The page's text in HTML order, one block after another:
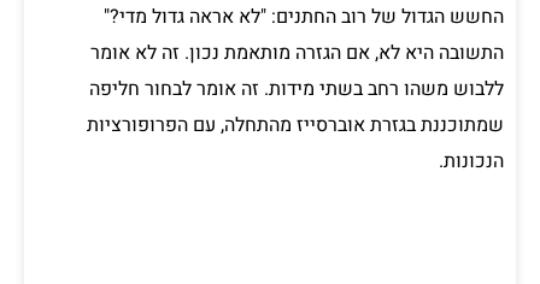
החשש הגדול של רוב החתנים: "לא אראה גדול מדי?"
התשובה היא לא, אם הגזרה מותאמת נכון. זה לא אומר
ללבוש משהו רחב בשתי מידות. זה אומר לבחור חליפה
שמתוכננת בגזרת אוברסייז מהתחלה, עם הפרופורציות
הנכונות.